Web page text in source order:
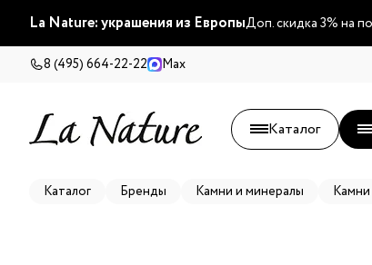
La Nature: украшения из ЕвропыДоп. скидка 3% на
8 (495) 664-22-22 Max
Каталог
Каталог Бренды Камни и минералы